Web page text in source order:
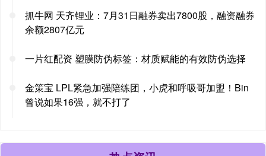
抓牛网 天齐锂业：7月31日融券卖出7800股，融资融券
余额2807亿元
一片红配资 塑膜防伪标签：材质赋能的有效防伪选择
金策宝 LPL紧急加强陪练团，小虎和呼吸哥加盟！Bin
曾说如果16强，就不打了